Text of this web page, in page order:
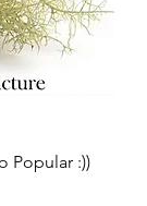
Popular :))